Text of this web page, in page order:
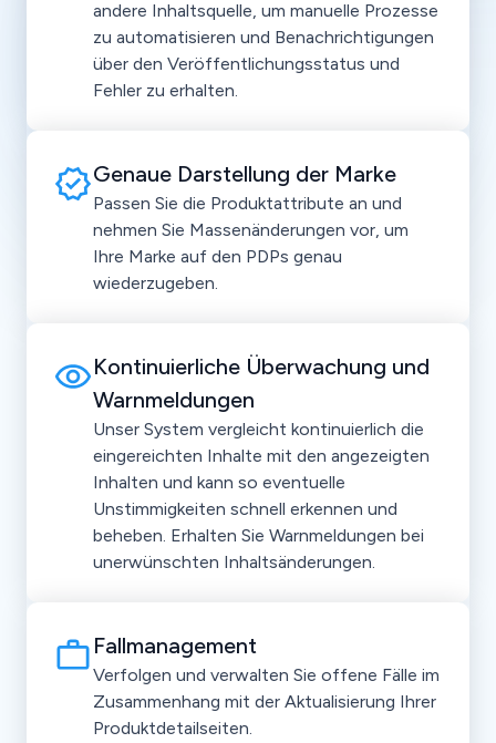
andere Inhaltsquelle, um manuelle Prozesse
zu automatisieren und Benachrichtigungen
über den Veröffentlichungsstatus und
Fehler zu erhalten.
Genaue Darstellung der Marke
Passen Sie die Produktattribute an und
nehmen Sie Massenänderungen vor, um
Ihre Marke auf den PDPs genau
wiederzugeben.
Kontinuierliche Überwachung und
Warnmeldungen
Unser System vergleicht kontinuierlich die
eingereichten Inhalte mit den angezeigten
Inhalten und kann so eventuelle
Unstimmigkeiten schnell erkennen und
beheben. Erhalten Sie Warnmeldungen bei
unerwünschten Inhaltsänderungen.
Fallmanagement
Verfolgen und verwalten Sie offene Fälle im
Zusammenhang mit der Aktualisierung Ihrer
Produktdetailseiten.